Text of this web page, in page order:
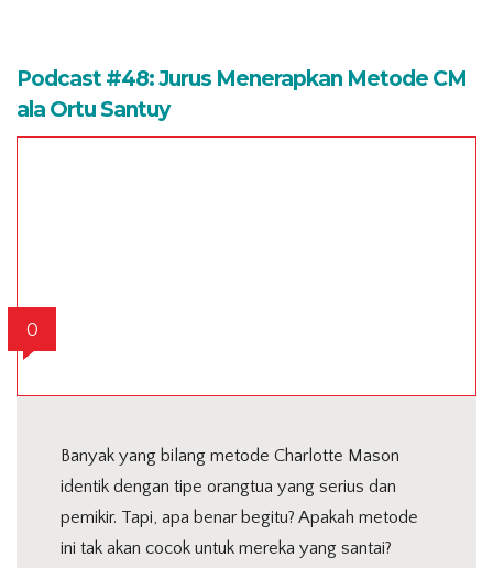
Podcast #48: Jurus Menerapkan Metode CM
ala Ortu Santuy
0
Banyak yang bilang metode Charlotte Mason
identik dengan tipe orangtua yang serius dan
pemikir. Tapi, apa benar begitu? Apakah metode
ini tak akan cocok untuk mereka yang santai?